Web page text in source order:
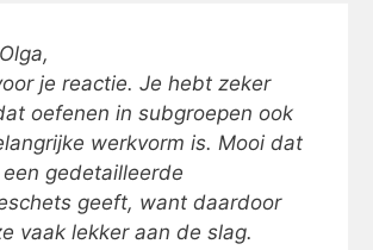
je reactie. Je hebt zeker
oefenen in subgroepen ook
werkvorm is. Mooi dat
gedetailleerde
geeft, want daardoor
vaak lekker aan de slag.